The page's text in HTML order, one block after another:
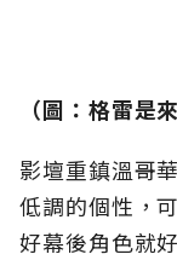
（圖： 格雷是
影壇重鎮溫哥
低調的個性，
好幕後角色就